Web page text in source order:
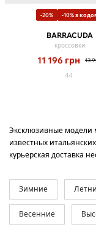
-20% -10% з
BARRACUDA
кроссовки
11 196 грн 13
44
Эксклюзивные модели
известных
курьерская доставка
Зимние
Весенние